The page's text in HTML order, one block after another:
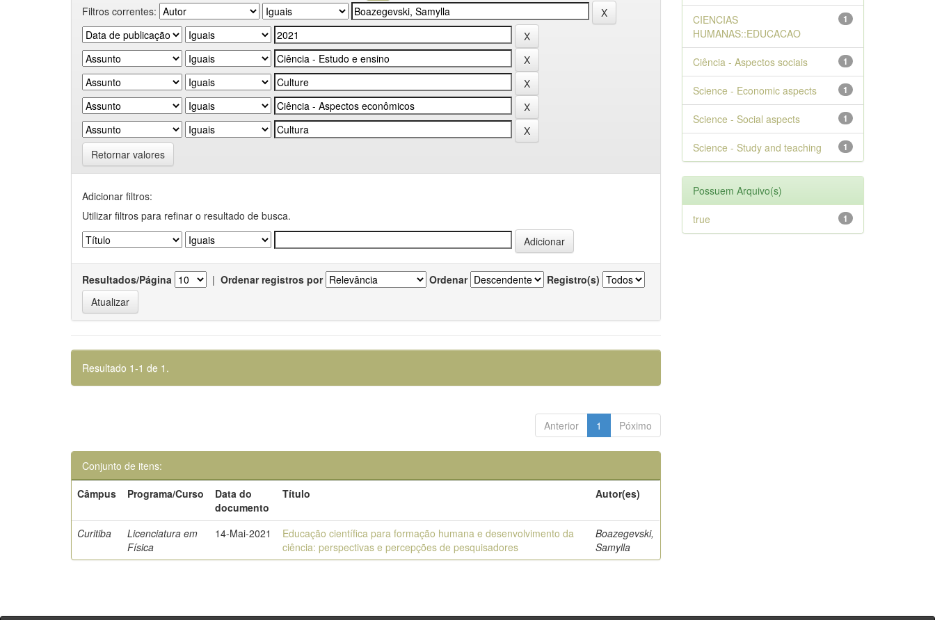
Filtros correntes:
Retornar valores
Adicionar filtros:
Utilizar filtros para refinar o resultado de busca.
Resultados/Página | Ordenar registros por Ordenar Registro(s)
Resultado 1-1 de 1.
Anterior 1 Póximo
Conjunto de itens:
Câmpus
Programa/Curso
Data do
documento
Título Autor(es)
Curitiba
Licenciatura em
Física
14-Mai-2021
Educação científica para formação humana e desenvolvimento da
ciência: perspectivas e percepções de pesquisadores
Boazegevski,
Samylla
1
CIENCIAS
HUMANAS::EDUCACAO
1
Ciência - Aspectos sociais
1
Science - Economic aspects
1
Science - Social aspects
1
Science - Study and teaching
Possuem Arquivo(s)
1
true